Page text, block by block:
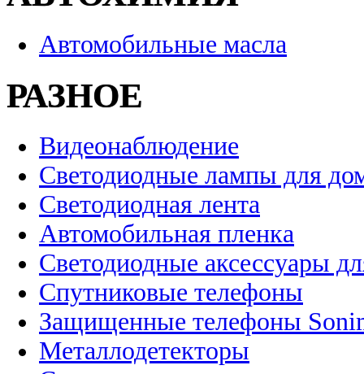
Автомобильные масла
РАЗНОЕ
Видеонаблюдение
Светодиодные лампы для
Светодиодная лента
Автомобильная пленка
Светодиодные аксессуары
Спутниковые телефоны
Защищенные телефоны
Металлодетекторы